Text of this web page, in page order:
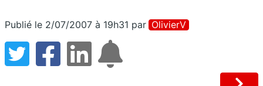
Publié le 2/07/2007 à 19h31 par OlivierV